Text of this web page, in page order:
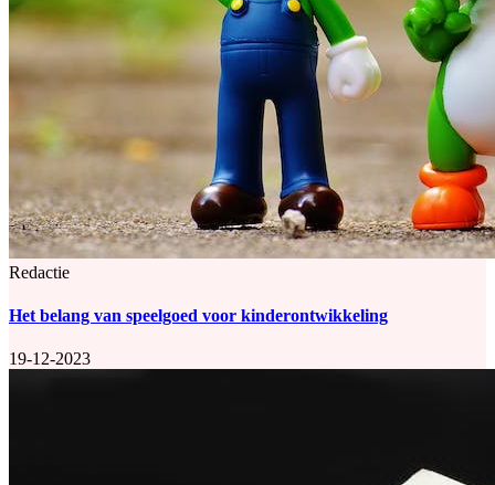
Redactie
Het belang van speelgoed voor kinderontwikkeling
19-12-2023